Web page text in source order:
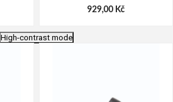
929,00 Kč
High-contrast mode